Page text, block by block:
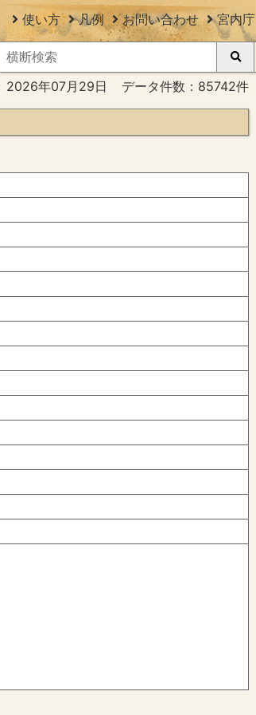
使い方 凡例 お問い合わせ 宮内庁
2026年07月29日 データ件数：85742件